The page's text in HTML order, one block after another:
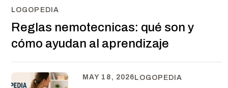
LOGOPEDIA
Reglas nemotecnicas: qué son y
cómo ayudan al aprendizaje
MAY 18, 2026 LOGOPEDIA